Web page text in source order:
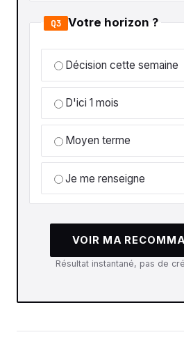
Q3 Votre horizon ?
Décision cette semaine
D'ici 1 mois
Moyen terme
Je me renseigne
VOIR MA
Résultat instantané, pas de